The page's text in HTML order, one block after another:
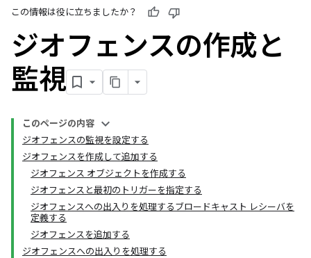
この情報は役に立ちましたか？
ジオフェンスの作成と
監視
このページの内容
ジオフェンスの監視を設定する
ジオフェンスを作成して追加する
ジオフェンス オブジェクトを作成する
ジオフェンスと最初のトリガーを指定する
ジオフェンスへの出入りを処理するブロードキャスト レシーバを
定義する
ジオフェンスを追加する
ジオフェンスへの出入りを処理する